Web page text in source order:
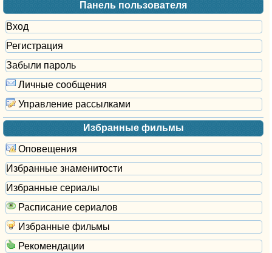
Панель пользователя
Вход
Регистрация
Забыли пароль
Личные сообщения
Управление рассылками
Избранные фильмы
Оповещения
Избранные знаменитости
Избранные сериалы
Расписание сериалов
Избранные фильмы
Рекомендации